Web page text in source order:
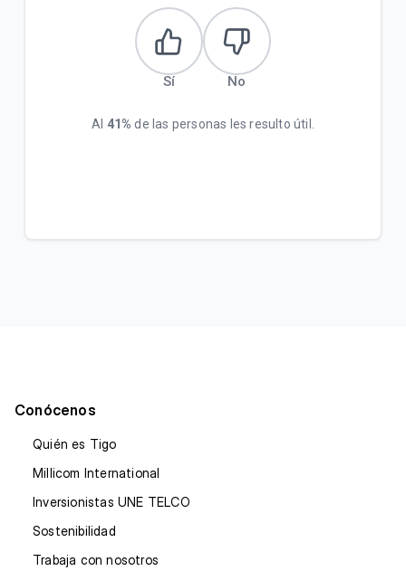
Sí No
Al 41% de las personas les resulto útil.
Conócenos
Quién es Tigo
Millicom International
Inversionistas UNE TELCO
Sostenibilidad
Trabaja con nosotros